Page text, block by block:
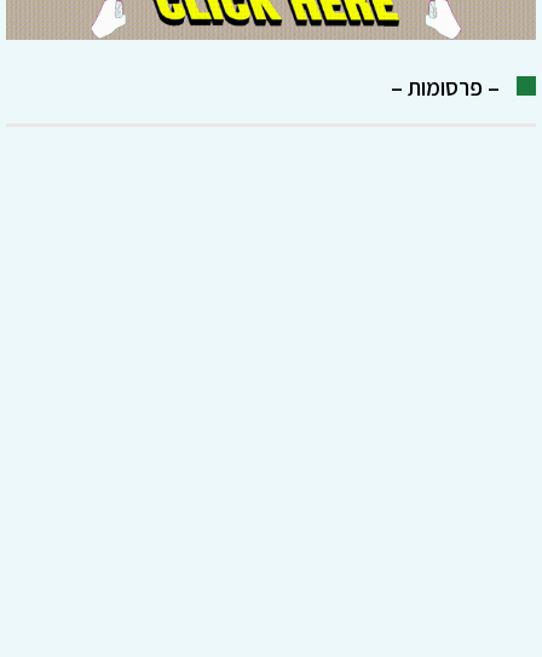
– פרסומות –